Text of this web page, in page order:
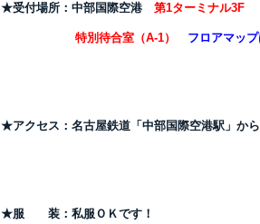
★受付場所： 中部国際空港 第1ターミナル3F
特別待合室（A-1） フロアマップ
★アクセス： 名古屋鉄道「中部国際空港駅」か
★服 装： 私服ＯＫです！